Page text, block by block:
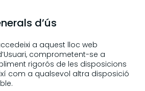
d’ús
a aquest lloc web
comprometent-se a
rigorós de les disposicions
com a qualsevol altra disposició